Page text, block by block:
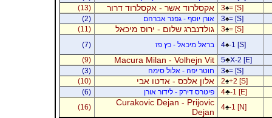
3♠= [S] אקסלרוד אשר - אקסלרוד דרור
(13)
3♠= [S] אורן יוסף - גפנר אברהם
(2)
3♠= [S] גולדנברג שלום - ירוס מיכאל
(11)
4♠-1 [S] בראל מיכאל - כץ פז
(7)
5♣X-2 [E]
Macura Milan - Volhejn Vit
(9)
3♠= [S] חוטר יפה - אלול סימה
(3)
2♠+2 [S] אלון אלכס - אדטו אבי
(10)
4♣-1 [E] פיטרס דירק - לידור אורן
(6)
4♠-1 [N]
Curakovic Dejan - Prijovic
Dejan
(16)